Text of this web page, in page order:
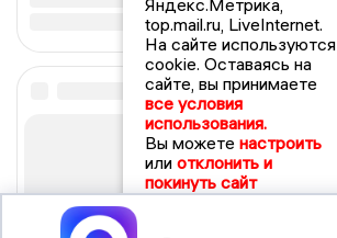
Яндекс.Метрика,
top.mail.ru, LiveInternet.
На сайте используются
cookie. Оставаясь на
сайте, вы принимаете
все условия
использования.
Вы можете настроить
или отклонить и
покинуть сайт